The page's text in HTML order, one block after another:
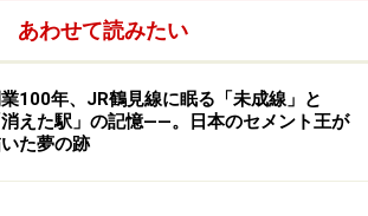
あわせて読みたい
100年、JR鶴見線に眠る「未成線」と
消えた駅」の記憶――。日本のセメント王が
た夢の跡